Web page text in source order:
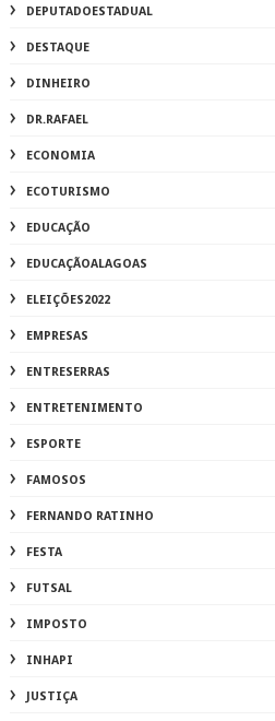
DEPUTADOESTADUAL
DESTAQUE
DINHEIRO
DR.RAFAEL
ECONOMIA
ECOTURISMO
EDUCAÇÃO
EDUCAÇÃOALAGOAS
ELEIÇÕES2022
EMPRESAS
ENTRESERRAS
ENTRETENIMENTO
ESPORTE
FAMOSOS
FERNANDO RATINHO
FESTA
FUTSAL
IMPOSTO
INHAPI
JUSTIÇA